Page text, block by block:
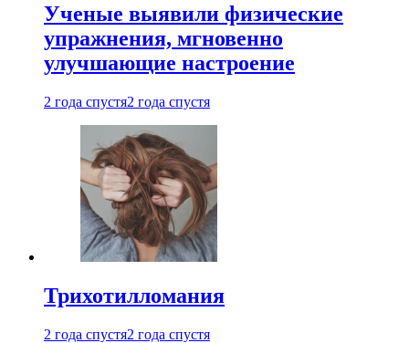
Ученые выявили физические
упражнения, мгновенно
улучшающие настроение
2 года спустя2 года спустя
Трихотилломания
2 года спустя2 года спустя